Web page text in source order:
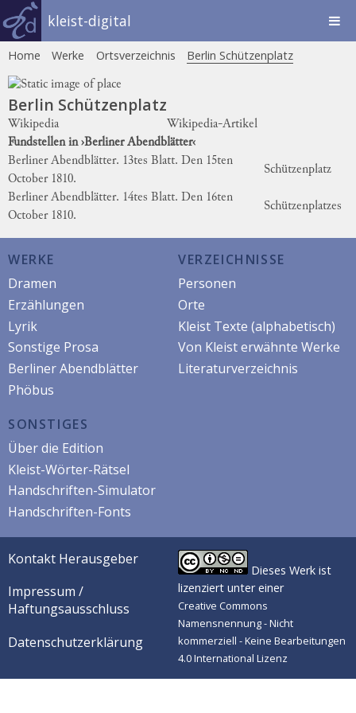
kleist-digital
Home Werke Ortsverzeichnis Berlin Schützenplatz
Berlin Schützenplatz
Wikipedia
Wikipedia-Artikel
Fundstellen in ›Berliner Abendblätter‹
Berliner Abendblätter. 13tes Blatt. Den 15ten
October 1810.
Schützenplatz
Berliner Abendblätter. 14tes Blatt. Den 16ten
October 1810.
Schützenplatzes
WERKE
Dramen
Erzählungen
Lyrik
Sonstige Prosa
Berliner Abendblätter
Phöbus
VERZEICHNISSE
Personen
Orte
Kleist Texte (alphabetisch)
Von Kleist erwähnte Werke
Literaturverzeichnis
SONSTIGES
Über die Edition
Kleist-Wörter-Rätsel
Handschriften-Simulator
Handschriften-Fonts
Kontakt Herausgeber
Impressum /
Haftungsausschluss
Datenschutzerklärung
Dieses Werk ist
lizenziert unter einer
Creative Commons
Namensnennung - Nicht
kommerziell - Keine Bearbeitungen
4.0 International Lizenz